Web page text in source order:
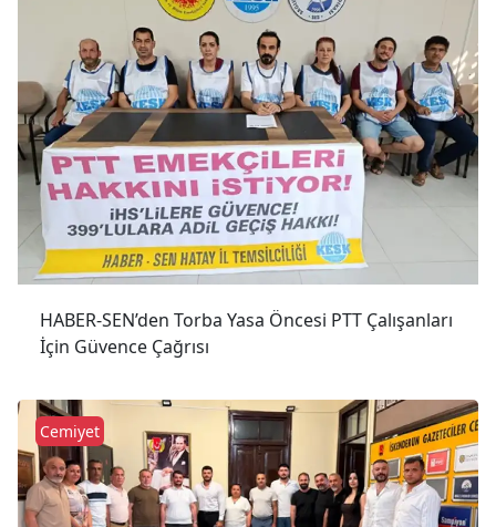
HABER-SEN’den Torba Yasa Öncesi PTT Çalışanları
İçin Güvence Çağrısı
Cemiyet